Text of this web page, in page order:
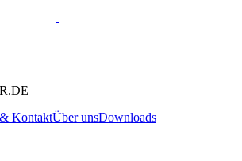
KontaktÜber unsDownloads